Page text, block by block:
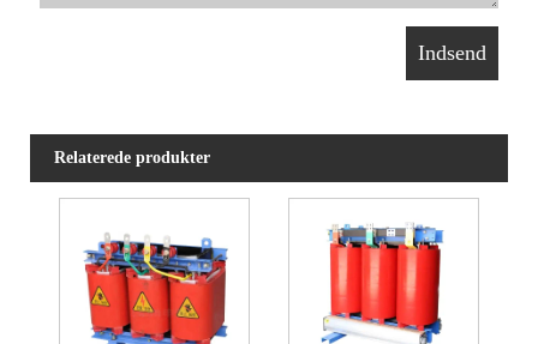
Relaterede produkter